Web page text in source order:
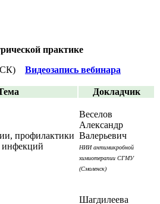
практике
Видеозапись вебинара
Докладчик
профилактики
инфекций
Веселов
Александр
Валерьевич
НИИ антимикробной
химиотерапии СГМУ
(Смоленск)
Шагдилеева